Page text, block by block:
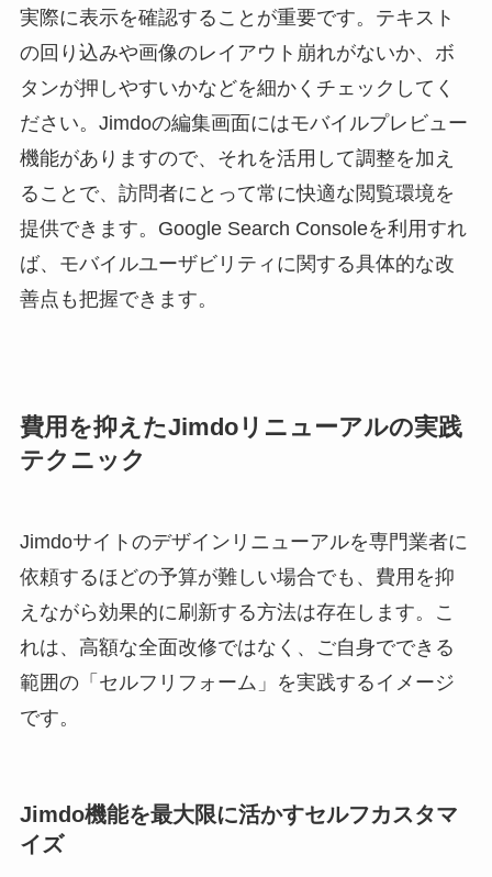
実際に表示を確認することが重要です。テキスト
の回り込みや画像のレイアウト崩れがないか、ボ
タンが押しやすいかなどを細かくチェックしてく
ださい。Jimdoの編集画面にはモバイルプレビュー
機能がありますので、それを活用して調整を加え
ることで、訪問者にとって常に快適な閲覧環境を
提供できます。Google Search Consoleを利用すれ
ば、モバイルユーザビリティに関する具体的な改
善点も把握できます。
費用を抑えたJimdoリニューアルの実践
テクニック
Jimdoサイトのデザインリニューアルを専門業者に
依頼するほどの予算が難しい場合でも、費用を抑
えながら効果的に刷新する方法は存在します。こ
れは、高額な全面改修ではなく、ご自身でできる
範囲の「セルフリフォーム」を実践するイメージ
です。
Jimdo機能を最大限に活かすセルフカスタマ
イズ